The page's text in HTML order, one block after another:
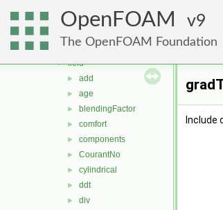
OpenFOAM 9
The OpenFOAM Foundation
fileFormats
► finiteVolume
▼ functionObjects
▼ field
► add
► age
► blendingFactor
► comfort
► components
► CourantNo
► cylindrical
► ddt
► div
Include